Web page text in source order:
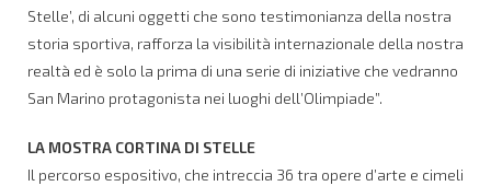
Stelle’, di alcuni oggetti che sono testimonianza della nostra
storia sportiva, rafforza la visibilità internazionale della nostra
realtà ed è solo la prima di una serie di iniziative che vedranno
San Marino protagonista nei luoghi dell’Olimpiade”.
LA MOSTRA CORTINA DI STELLE
Il percorso espositivo, che intreccia 36 tra opere d’arte e cimeli